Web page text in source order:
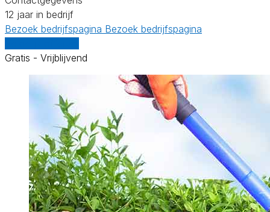
12 jaar in bedrijf
Bezoek bedrijfspagina Bezoek bedrijfspagina
Gratis - Vrijblijvend